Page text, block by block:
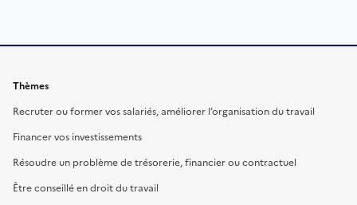
Thèmes
Recruter ou former vos salariés, améliorer l’organisation du travail
Financer vos investissements
Résoudre un problème de trésorerie, financier ou contractuel
Être conseillé en droit du travail